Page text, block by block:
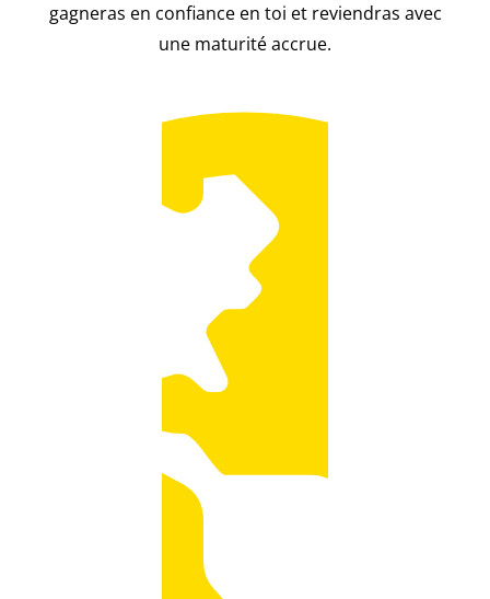
gagneras en confiance en toi et reviendras avec
une maturité accrue.